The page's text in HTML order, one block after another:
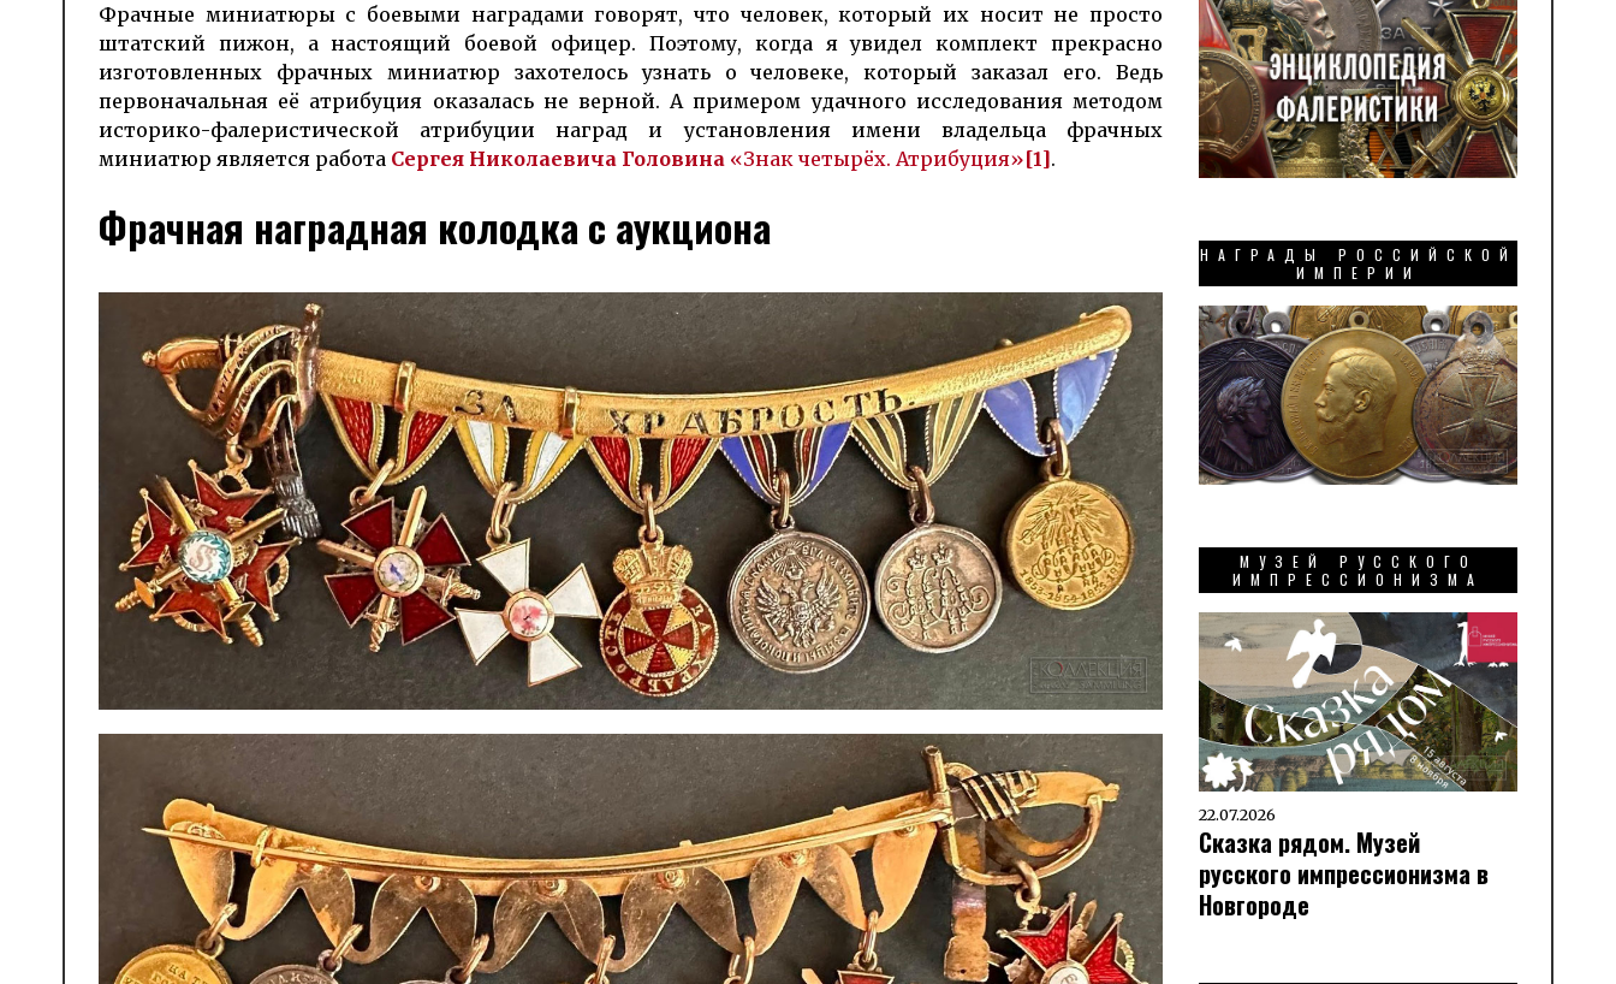
Фрачные миниатюры с боевыми наградами говорят, что человек, который их носит не просто
штатский пижон, а настоящий боевой офицер. Поэтому, когда я увидел комплект прекрасно
изготовленных фрачных миниатюр захотелось узнать о человеке, который заказал его. Ведь
первоначальная её атрибуция оказалась не верной. А примером удачного исследования методом
историко-фалеристической атрибуции наград и установления имени владельца фрачных
миниатюр является работа Сергея Николаевича Головина «Знак четырёх. Атрибуция»[1].
Фрачная наградная колодка с аукциона
НАГРАДЫ РОССИЙСКОЙ
ИМПЕРИИ
МУЗЕЙ РУССКОГО
ИМПРЕССИОНИЗМА
22.07.2026
Сказка рядом. Музей
русского импрессионизма в
Новгороде